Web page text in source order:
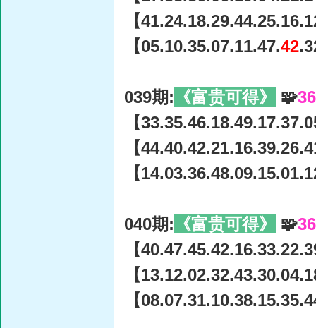
【
【05.10.35.07.11.47.42
039期: 《富贵可得》 🧩
【
【
【
040期: 《富贵可得》 🧩
【
【
【